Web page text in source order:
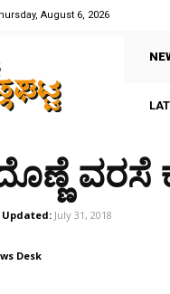
August 6, 2026
ವರಸೆ
Updated: July 31, 2018
Desk